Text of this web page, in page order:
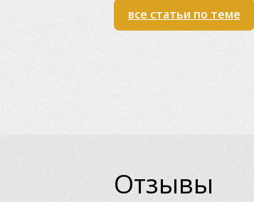
все статьи по теме
Отзывы